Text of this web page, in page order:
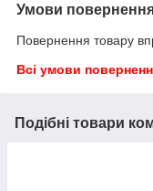
Умови
Повернення товару
Всі умови
Подібні товари